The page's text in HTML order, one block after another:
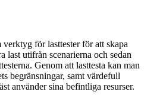
för lasttester för att skapa
last utifrån scenarierna och sedan
Genom att lasttesta kan man
begränsningar, samt värdefull
använder sina befintliga resurser.